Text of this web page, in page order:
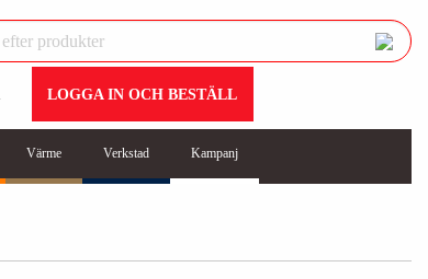
LOGGA IN OCH BESTÄLL
Värme Verkstad Kampanj